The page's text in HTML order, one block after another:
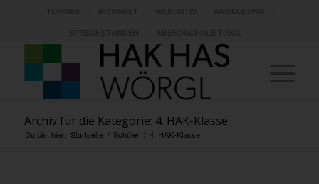
Archiv für die Kategorie: 4. HAK-Klasse
Du bist hier: Startseite / Schüler / 4. HAK-Klasse